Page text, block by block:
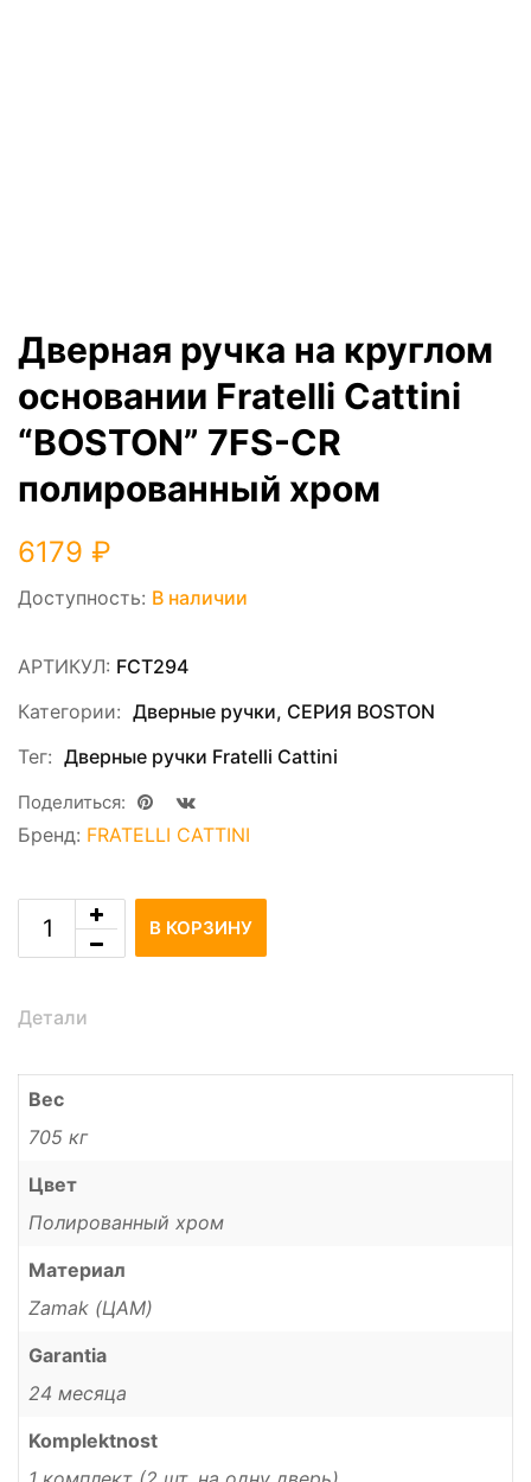
Дверная ручка на круглом
основании Fratelli Cattini
“BOSTON” 7FS-CR
полированный хром
6179 ₽
Доступность: В наличии
АРТИКУЛ: FCT294
Категории: Дверные ручки, СЕРИЯ ВOSTON
Тег: Дверные ручки Fratelli Cattini
Поделиться:
Бренд: FRATELLI CATTINI
В КОРЗИНУ
Детали
Вес
705 кг
Цвет
Полированный хром
Материал
Zamak (ЦАМ)
Garantia
24 месяца
Komplektnost